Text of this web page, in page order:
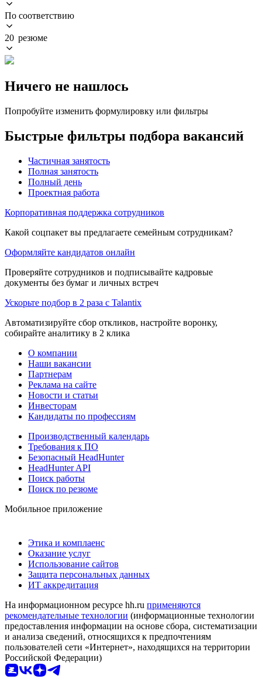
По соответствию
20 резюме
Ничего не нашлось
Попробуйте изменить формулировку или фильтры
Быстрые фильтры подбора вакансий
Частичная занятость
Полная занятость
Полный день
Проектная работа
Корпоративная поддержка сотрудников
Какой соцпакет вы предлагаете семейным сотрудникам?
Оформляйте кандидатов онлайн
Проверяйте сотрудников и подписывайте кадровые
документы без бумаг и личных встреч
Ускорьте подбор в 2 раза с Talantix
Автоматизируйте сбор откликов, настройте воронку,
собирайте аналитику в 2 клика
О компании
Наши вакансии
Партнерам
Реклама на сайте
Новости и статьи
Инвесторам
Кандидаты по профессиям
Производственный календарь
Требования к ПО
Безопасный HeadHunter
HeadHunter API
Поиск работы
Поиск по резюме
Мобильное приложение
Этика и комплаенс
Оказание услуг
Использование сайтов
Защита персональных данных
ИТ аккредитация
На информационном ресурсе hh.ru применяются
рекомендательные технологии (информационные технологии
предоставления информации на основе сбора, систематизации
и анализа сведений, относящихся к предпочтениям
пользователей сети «Интернет», находящихся на территории
Российской Федерации)